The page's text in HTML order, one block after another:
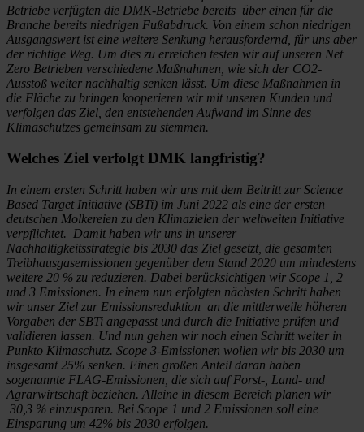
Betriebe verfügten die DMK-Betriebe bereits über einen für die
Branche bereits niedrigen Fußabdruck. Von einem schon niedrigen
Ausgangswert ist eine weitere Senkung herausfordernd, für uns aber
der richtige Weg. Um dies zu erreichen testen wir auf unseren Net
Zero Betrieben verschiedene Maßnahmen, wie sich der CO2-
Ausstoß weiter nachhaltig senken lässt. Um diese Maßnahmen in
die Fläche zu bringen kooperieren wir mit unseren Kunden und
verfolgen das Ziel, den entstehenden Aufwand im Sinne des
Klimaschutzes gemeinsam zu stemmen.
Welches Ziel verfolgt DMK langfristig?
In einem ersten Schritt haben wir uns mit dem Beitritt zur Science
Based Target Initiative (SBTi) im Juni 2022 als eine der ersten
deutschen Molkereien zu den Klimazielen der weltweiten Initiative
verpflichtet. Damit haben wir uns in unserer
Nachhaltigkeitsstrategie bis 2030 das Ziel gesetzt, die gesamten
Treibhausgasemissionen gegenüber dem Stand 2020 um mindestens
weitere 20 % zu reduzieren. Dabei berücksichtigen wir Scope 1, 2
und 3 Emissionen. In einem nun erfolgten nächsten Schritt haben
wir unser Ziel zur Emissionsreduktion an die mittlerweile höheren
Vorgaben der SBTi angepasst und durch die Initiative prüfen und
validieren lassen. Und nun gehen wir noch einen Schritt weiter in
Punkto Klimaschutz. Scope 3-Emissionen wollen wir bis 2030 um
insgesamt 25% senken. Einen großen Anteil daran haben
sogenannte FLAG-Emissionen, die sich auf Forst-, Land- und
Agrarwirtschaft beziehen. Alleine in diesem Bereich planen wir
30,3 % einzusparen. Bei Scope 1 und 2 Emissionen soll eine
Einsparung um 42% bis 2030 erfolgen.